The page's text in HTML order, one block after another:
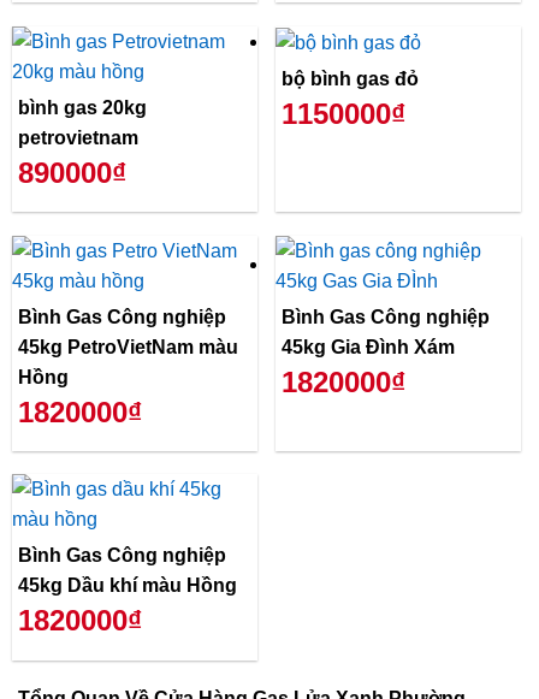
bình gas 20kg
petrovietnam
890000₫
bộ bình gas đỏ
1150000₫
Bình Gas Công nghiệp
45kg PetroVietNam màu
Hồng
1820000₫
Bình Gas Công nghiệp
45kg Gia Đình Xám
1820000₫
Bình Gas Công nghiệp
45kg Dầu khí màu Hồng
1820000₫